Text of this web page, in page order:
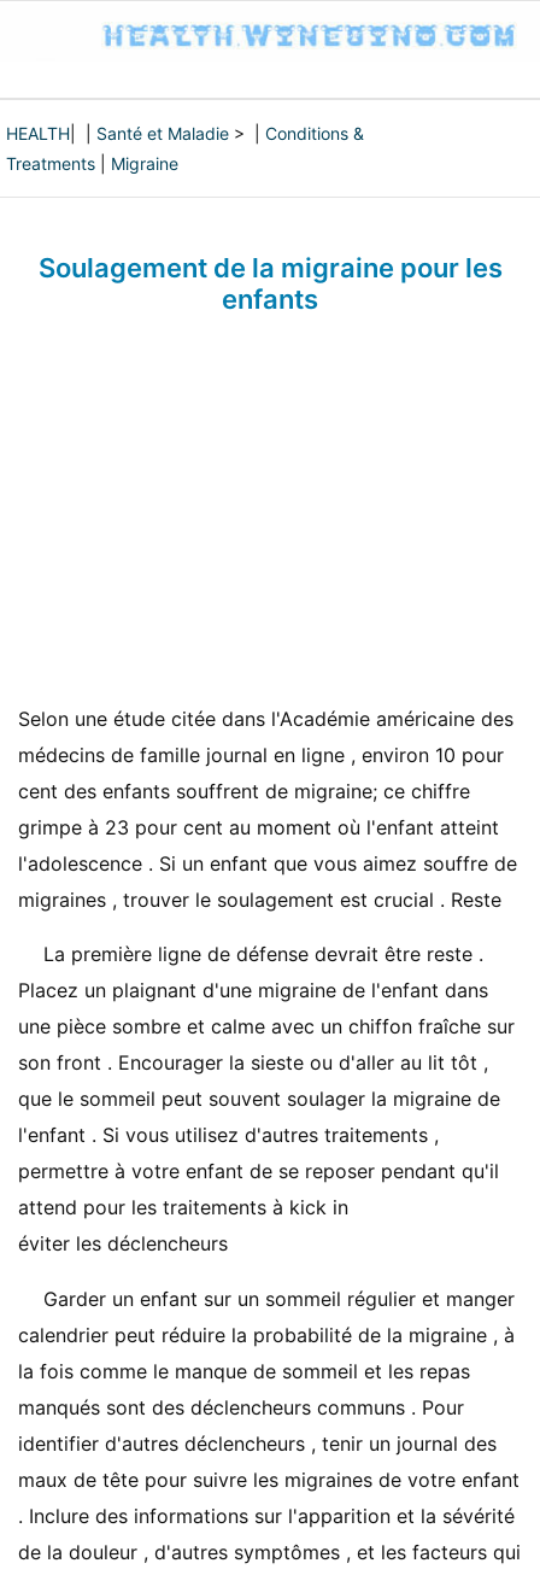
HEALTH Santé et Maladie > | Conditions &
Treatments
Migraine
Soulagement de la migraine pour les
enfants
Selon une étude citée dans l'Académie américaine des
médecins de famille journal en ligne , environ 10 pour
cent des enfants souffrent de migraine; ce chiffre
grimpe à 23 pour cent au moment où l'enfant atteint
l'adolescence . Si un enfant que vous aimez souffre de
migraines , trouver le soulagement est crucial . Reste
La première ligne de défense devrait être reste .
Placez un plaignant d'une migraine de l'enfant dans
une pièce sombre et calme avec un chiffon fraîche sur
son front . Encourager la sieste ou d'aller au lit tôt ,
que le sommeil peut souvent soulager la migraine de
l'enfant . Si vous utilisez d'autres traitements ,
permettre à votre enfant de se reposer pendant qu'il
attend pour les traitements à kick in
éviter les déclencheurs
Garder un enfant sur un sommeil régulier et manger
calendrier peut réduire la probabilité de la migraine , à
la fois comme le manque de sommeil et les repas
manqués sont des déclencheurs communs . Pour
identifier d'autres déclencheurs , tenir un journal des
maux de tête pour suivre les migraines de votre enfant
. Inclure des informations sur l'apparition et la sévérité
de la douleur , d'autres symptômes , et les facteurs qui